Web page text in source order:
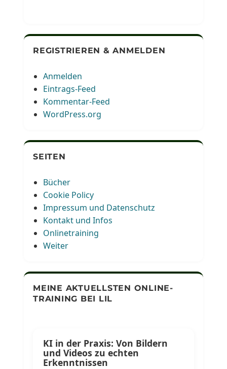
REGISTRIEREN & ANMELDEN
Anmelden
Eintrags-Feed
Kommentar-Feed
WordPress.org
SEITEN
Bücher
Cookie Policy
Impressum und Datenschutz
Kontakt und Infos
Onlinetraining
Weiter
MEINE AKTUELLSTEN ONLINE-
TRAINING BEI LIL
KI in der Praxis: Von Bildern
und Videos zu echten
Erkenntnissen